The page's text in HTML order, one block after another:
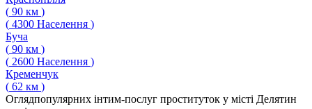
( 90 км )
( 4300 Населення )
Буча
( 90 км )
( 2600 Населення )
Кременчук
( 62 км )
Оглядпопулярних інтим-послуг проституток у місті Делятин